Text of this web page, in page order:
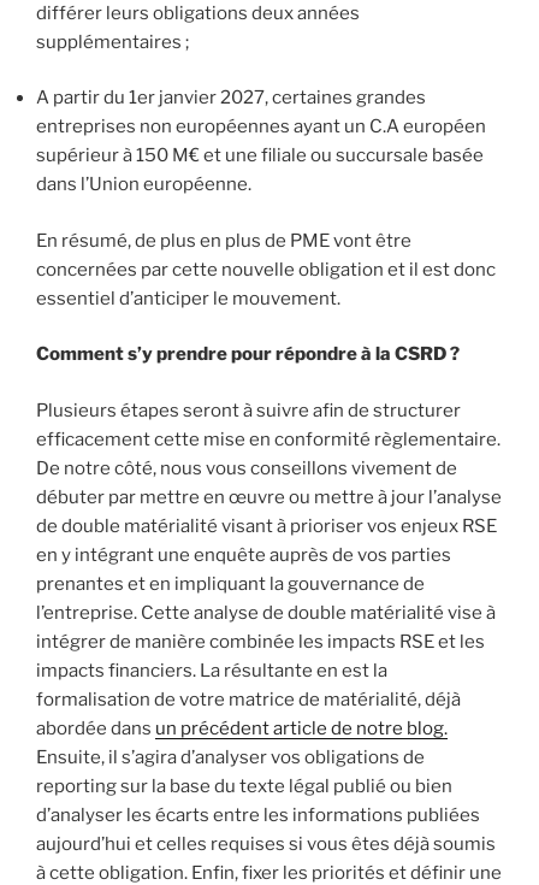
différer leurs obligations deux années
supplémentaires ;
A partir du 1er janvier 2027, certaines grandes
entreprises non européennes ayant un C.A européen
supérieur à 150 M€ et une filiale ou succursale basée
dans l’Union européenne.
En résumé, de plus en plus de PME vont être
concernées par cette nouvelle obligation et il est donc
essentiel d’anticiper le mouvement.
Comment s’y prendre pour répondre à la CSRD ?
Plusieurs étapes seront à suivre afin de structurer
efficacement cette mise en conformité règlementaire.
De notre côté, nous vous conseillons vivement de
débuter par mettre en œuvre ou mettre à jour l’analyse
de double matérialité visant à prioriser vos enjeux RSE
en y intégrant une enquête auprès de vos parties
prenantes et en impliquant la gouvernance de
l’entreprise. Cette analyse de double matérialité vise à
intégrer de manière combinée les impacts RSE et les
impacts financiers. La résultante en est la
formalisation de votre matrice de matérialité, déjà
abordée dans un précédent article de notre blog.
Ensuite, il s’agira d’analyser vos obligations de
reporting sur la base du texte légal publié ou bien
d’analyser les écarts entre les informations publiées
aujourd’hui et celles requises si vous êtes déjà soumis
à cette obligation. Enfin, fixer les priorités et définir une